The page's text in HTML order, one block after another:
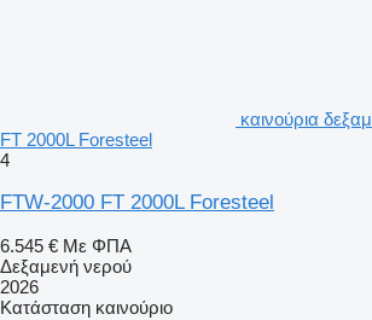
καινούρια
FT 2000L Foresteel
4
FTW-2000 FT 2000L Foresteel
6.545 € Με ΦΠΑ
Δεξαμενή νερού
2026
Κατάσταση καινούριο